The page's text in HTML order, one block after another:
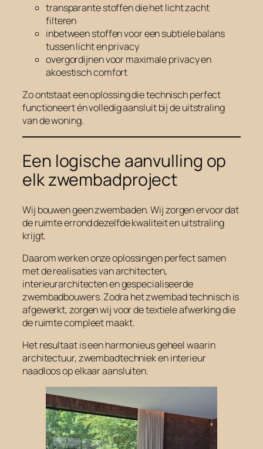
transparante stoffen die het licht zacht
filteren
inbetween stoffen voor een subtiele balans
tussen licht en privacy
overgordijnen voor maximale privacy en
akoestisch comfort
Zo ontstaat een oplossing die technisch perfect
functioneert én volledig aansluit bij de uitstraling
van de woning.
Een logische aanvulling op
elk zwembadproject
Wij bouwen geen zwembaden. Wij zorgen ervoor dat
de ruimte errond dezelfde kwaliteit en uitstraling
krijgt.
Daarom werken onze oplossingen perfect samen
met de realisaties van architecten,
interieurarchitecten en gespecialiseerde
zwembadbouwers. Zodra het zwembad technisch is
afgewerkt, zorgen wij voor de textiele afwerking die
de ruimte compleet maakt.
Het resultaat is een harmonieus geheel waarin
architectuur, zwembadtechniek en interieur
naadloos op elkaar aansluiten.